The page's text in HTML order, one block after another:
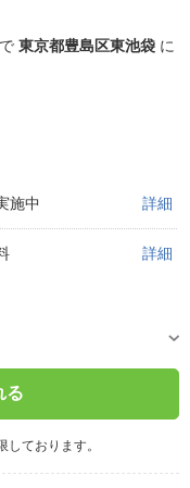
東京都豊島区東池袋 に
施中 詳細
詳細
る
ております。